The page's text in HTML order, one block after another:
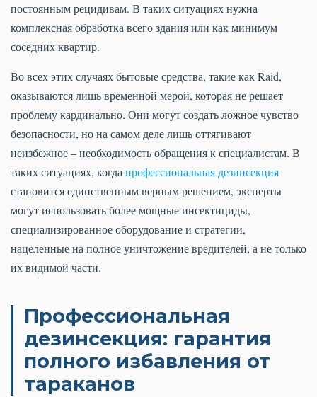
постоянным рецидивам. В таких ситуациях нужна
комплексная обработка всего здания или как минимум
соседних квартир.
Во всех этих случаях бытовые средства, такие как Raid,
оказываются лишь временной мерой, которая не решает
проблему кардинально. Они могут создать ложное чувство
безопасности, но на самом деле лишь оттягивают
неизбежное – необходимость обращения к специалистам. В
таких ситуациях, когда профессиональная дезинсекция
становится единственным верным решением, эксперты
могут использовать более мощные инсектициды,
специализированное оборудование и стратегии,
нацеленные на полное уничтожение вредителей, а не только
их видимой части.
Профессиональная
дезинсекция: гарантия
полного избавления от
тараканов